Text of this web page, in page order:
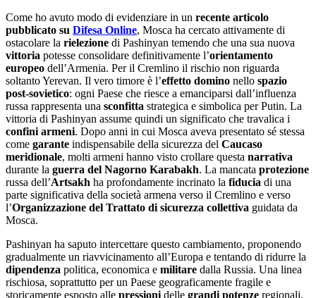
Come ho avuto modo di evidenziare in un recente articolo
pubblicato su Difesa Online, Mosca ha cercato attivamente di
ostacolare la rielezione di Pashinyan temendo che una sua nuova
vittoria potesse consolidare definitivamente l’orientamento
europeo dell’Armenia. Per il Cremlino il rischio non riguarda
soltanto Yerevan. Il vero timore è l’effetto domino nello spazio
post-sovietico: ogni Paese che riesce a emanciparsi dall’influenza
russa rappresenta una sconfitta strategica e simbolica per Putin. La
vittoria di Pashinyan assume quindi un significato che travalica i
confini armeni. Dopo anni in cui Mosca aveva presentato sé stessa
come garante indispensabile della sicurezza del Caucaso
meridionale, molti armeni hanno visto crollare questa narrativa
durante la guerra del Nagorno Karabakh. La mancata protezione
russa dell’Artsakh ha profondamente incrinato la fiducia di una
parte significativa della società armena verso il Cremlino e verso
l’Organizzazione del Trattato di sicurezza collettiva guidata da
Mosca.
Pashinyan ha saputo intercettare questo cambiamento, proponendo
gradualmente un riavvicinamento all’Europa e tentando di ridurre la
dipendenza politica, economica e militare dalla Russia. Una linea
rischiosa, soprattutto per un Paese geograficamente fragile e
storicamente esposto alle pressioni delle grandi potenze regionali,